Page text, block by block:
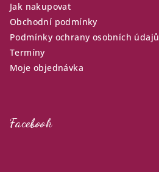
Jak nakupovat
Obchodní podmínky
Podmínky ochrany osobních údajů
Termíny
Moje objednávka
Facebook